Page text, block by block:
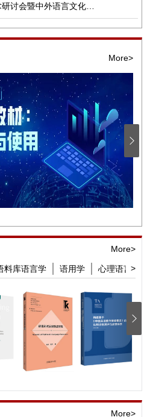
讨会暨中外语言文化比
2026年会成功举办
More>
More>
料库语言学 语用学 心理语言学
>
More>